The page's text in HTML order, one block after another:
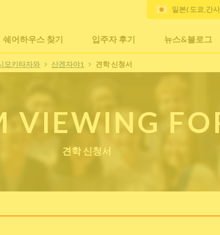
쉐어하우스 찾기 입주자 후기 뉴스&블로그
일본( 도쿄,간
모키타자와 산겐자야1 견학 신청서
VIEWING
견학 신청서